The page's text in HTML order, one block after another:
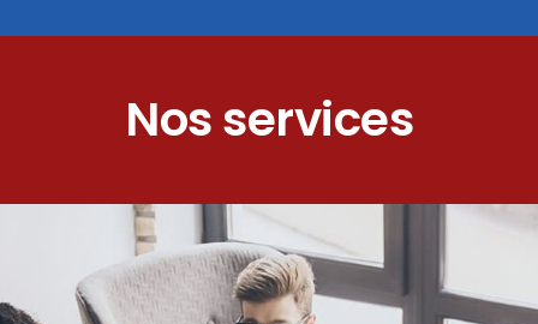
Nos services